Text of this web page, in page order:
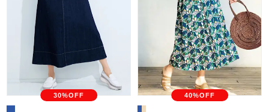
30%OFF 40%OFF